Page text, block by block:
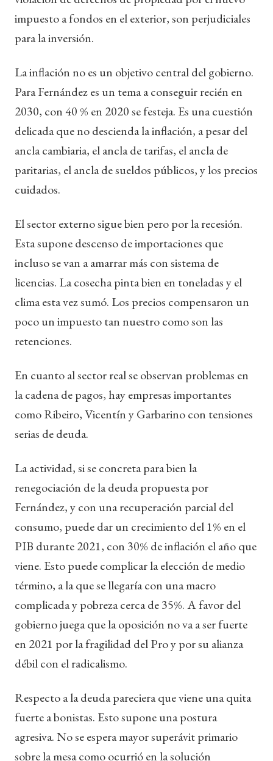
impuesto a fondos en el exterior, son perjudiciales
para la inversión.
La inflación no es un objetivo central del gobierno.
Para Fernández es un tema a conseguir recién en
2030, con 40 % en 2020 se festeja. Es una cuestión
delicada que no descienda la inflación, a pesar del
ancla cambiaria, el ancla de tarifas, el ancla de
paritarias, el ancla de sueldos públicos, y los precios
cuidados.
El sector externo sigue bien pero por la recesión.
Esta supone descenso de importaciones que
incluso se van a amarrar más con sistema de
licencias. La cosecha pinta bien en toneladas y el
clima esta vez sumó. Los precios compensaron un
poco un impuesto tan nuestro como son las
retenciones.
En cuanto al sector real se observan problemas en
la cadena de pagos, hay empresas importantes
como Ribeiro, Vicentín y Garbarino con tensiones
serias de deuda.
La actividad, si se concreta para bien la
renegociación de la deuda propuesta por
Fernández, y con una recuperación parcial del
consumo, puede dar un crecimiento del 1% en el
PIB durante 2021, con 30% de inflación el año que
viene. Esto puede complicar la elección de medio
término, a la que se llegaría con una macro
complicada y pobreza cerca de 35%. A favor del
gobierno juega que la oposición no va a ser fuerte
en 2021 por la fragilidad del Pro y por su alianza
débil con el radicalismo.
Respecto a la deuda pareciera que viene una quita
fuerte a bonistas. Esto supone una postura
agresiva. No se espera mayor superávit primario
sobre la mesa como ocurrió en la solución